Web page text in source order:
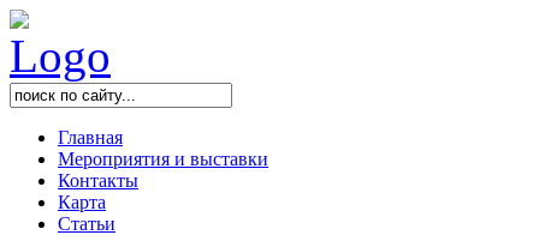
Главная
Мероприятия и выставки
Контакты
Карта
Статьи